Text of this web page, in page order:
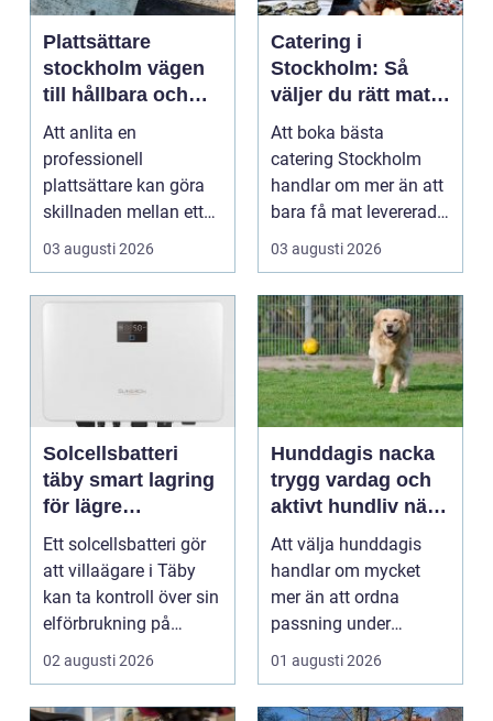
Plattsättare
stockholm vägen
till hållbara och
vackra ytor
hemma
Att anlita en
professionell
plattsättare kan göra
skillnaden mellan ett
rum som bara fungerar
och et...
03 augusti 2026
Catering i
Stockholm: Så
väljer du rätt mat
till ditt evenemang
Att boka bästa
catering Stockholm
handlar om mer än att
bara få mat levererad.
R&aum...
03 augusti 2026
Solcellsbatteri
täby smart lagring
för lägre
elkostnader året
runt
Ett solcellsbatteri gör
att villaägare i Täby
kan ta kontroll över sin
elförbrukning på
riktigt. Gen...
02 augusti 2026
Hunddagis nacka
trygg vardag och
aktivt hundliv nära
stan
Att välja hunddagis
handlar om mycket
mer än att ordna
passning under
arbetsdagen. För
många hundäga...
01 augusti 2026